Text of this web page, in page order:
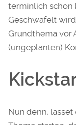
terminlich schon
Geschwafelt
Grundthema vor
(ungeplanten)
Nun denn,